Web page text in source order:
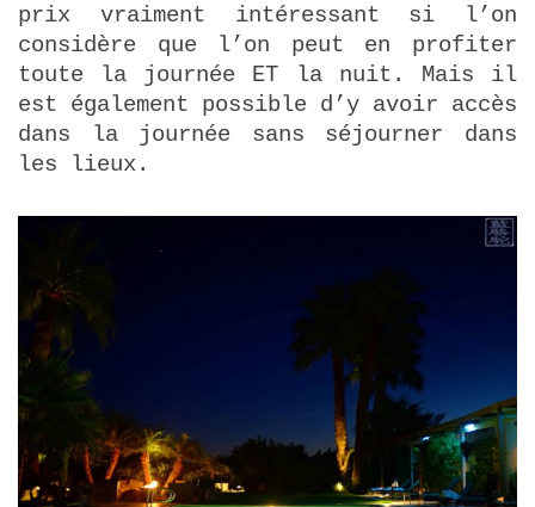
prix vraiment intéressant si l’on
considère que l’on peut en profiter
toute la journée ET la nuit. Mais il
est également possible d’y avoir accès
dans la journée sans séjourner dans
les lieux.